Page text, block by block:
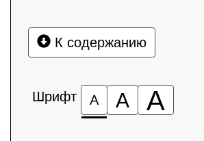
К содержанию
Шрифт А А А